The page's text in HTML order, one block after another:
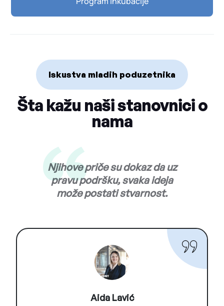
Iskustva mladih poduzetnika
Šta kažu naši stanovnici o
nama
Njihove priče su dokaz da uz
pravu podršku, svaka ideja
može postati stvarnost.